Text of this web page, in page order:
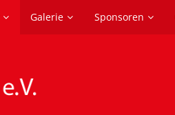
Galerie Sponsoren